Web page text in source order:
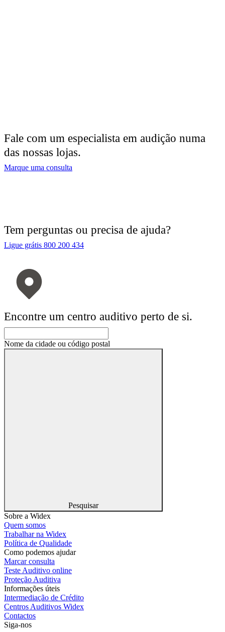
Fale com um especialista em audição numa
das nossas lojas.
Marque uma consulta
Tem perguntas ou precisa de ajuda?
Ligue grátis 800 200 434
Encontre um centro auditivo perto de si.
Nome da cidade ou código postal
Pesquisar
Sobre a Widex
Quem somos
Trabalhar na Widex
Política de Qualidade
Como podemos ajudar
Marcar consulta
Teste Auditivo online
Proteção Auditiva
Informações úteis
Intermediação de Crédito
Centros Auditivos Widex
Contactos
Siga-nos